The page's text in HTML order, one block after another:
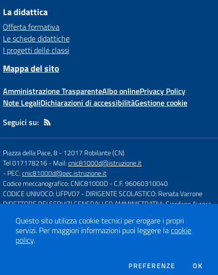
La didattica
Offerta formativa
Le schede didattiche
I progetti delle classi
Mappa del sito
Amministrazione TrasparenteAlbo onlinePrivacy Policy
Note LegaliDichiarazioni di accessibilitàGestione cookie
Seguici su:
Piazza della Pace, 8-12017 Robilante (CN)
Tel 017178216- Mail:cnic81000d@istruzione.it
- PEC:cnic81000d@pec.istruzione.it
Codice meccanografico: CNIC81000D- C.F. 96060310040
CODICE UNIVOCO: UFPVO7 - DIRIGENTE SCOLASTICO: Renata Varrone
DIRETTORE DEI SERVIZI GENERALI ED AMMINISTRATIVI: Giordano Aurora
Concept & Design by
Designers Italia
Questo sito utilizza cookie tecnici per erogare i propri
servizi. Per maggiori informazioni puoi leggere lacookie
policy.
PREFERENZE DEI COOKIE
OK